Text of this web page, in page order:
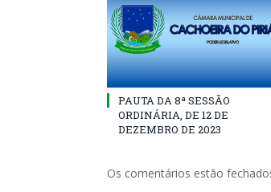
PAUTA DA 8ª SESSÃO
ORDINÁRIA, DE 12 DE
DEZEMBRO DE 2023
Os comentários estão